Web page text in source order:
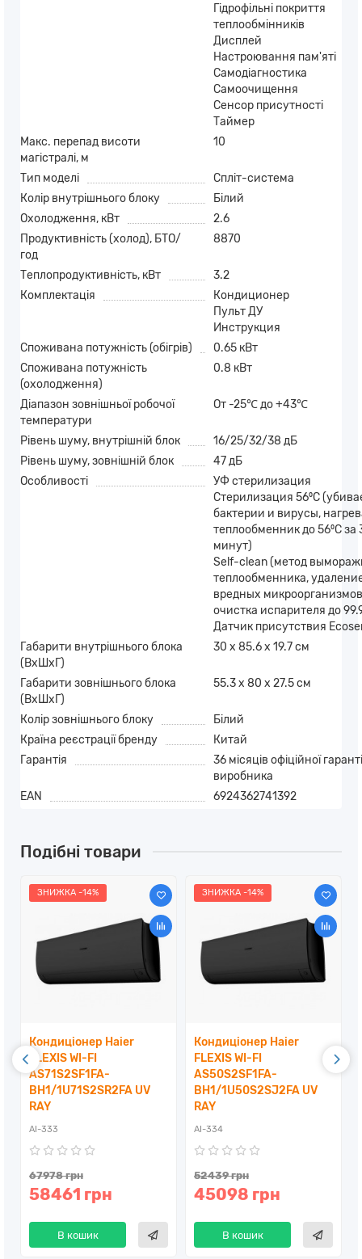
Гідрофільні покриття
теплообмінників
Дисплей
Настроювання пам'яті
Самодіагностика
Самоочищення
Сенсор присутності
Таймер
Макс. перепад висоти
магістралі, м
10
Тип моделі
Спліт-система
Колір внутрішнього блоку
Білий
Охолодження, кВт
2.6
Продуктивність (холод), БТО/
год
8870
Теплопродуктивність, кВт
3.2
Комплектація
Кондиционер
Пульт ДУ
Инструкция
Споживана потужність (обігрів)
0.65 кВт
Споживана потужність
(охолодження)
0.8 кВт
Діапазон зовнішньої робочої
температури
От -25℃ до +43℃
Рівень шуму, внутрішній блок
16/25/32/38 дБ
Рівень шуму, зовнішній блок
47 дБ
Особливості
УФ стерилизация
Стерилизация 56⁰С
бактерии и вирусы,
теплообменник до 56⁰С за
минут)
Self-clean (метод
теплообменника,
вредных
очистка испарителя до
Датчик присутствия
Габарити внутрішнього блока
(ВхШхГ)
30 х 85.6 х 19.7 см
Габарити зовнішнього блока
(ВхШхГ)
55.3 х 80 х 27.5 см
Колір зовнішнього блоку
Білий
Країна реєстрації бренду
Китай
Гарантія
36 місяців офіційної
виробника
EAN
6924362741392
Подібні товари
ЗНИЖКА -14%
Кондиціонер Haier
FLEXIS WI-FI
AS71S2SF1FA-
BH1/1U71S2SR2FA UV
RAY
AI-333
67978 грн
58461 грн
В кошик
ЗНИЖКА -14%
Кондиціонер Haier
FLEXIS WI-FI
AS50S2SF1FA-
BH1/1U50S2SJ2FA UV
RAY
AI-334
52439 грн
45098 грн
В кошик